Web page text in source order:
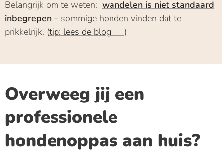
Belangrijk om te weten: wandelen is niet standaard
inbegrepen – sommige honden vinden dat te
prikkelrijk. (tip: lees de blog 📖 )
Overweeg jij een
professionele
hondenoppas aan huis?